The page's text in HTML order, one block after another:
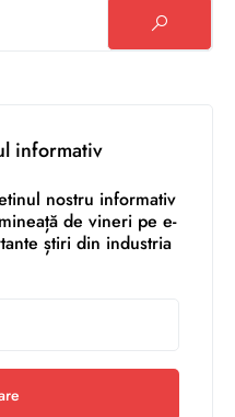
informativ
nostru informativ
de vineri pe e-
știri din industria